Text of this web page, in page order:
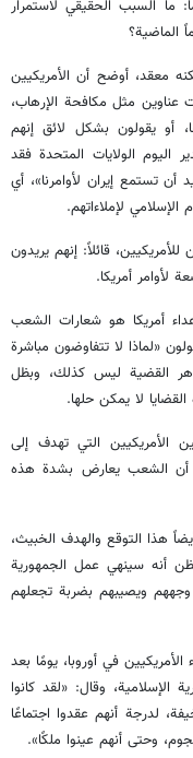
ما السبب الحقيقي لاستمرار
معقد، أوضح أن الأمريكيين
مثل مكافحة الإرهاب،
أو يقولون بشكل لائق إنهم
الولايات المتحدة فقد
تستمع إيران لأوامرنا»، أي
لإملاءاتهم.
قائلاً: إنهم يريدون
لأوامر أمريكا.
أمريكا هو شعارات الشعب
«لماذا لا تتفاوضون مباشرة
القضية ليس كذلك، وبظل
لا يمكن حلها.
الأمريكيين التي تهدف إلى
أن الشعب يعارض بشدة هذه
هذا التوقع والهدف الخبيث،
أنه سينهي عمل الجمهورية
ويصيبهم بضربة تجعلهم
في أوروبا، يومًا بعد
وقال: «لقد كانوا
لدرجة أنهم عقدوا اجتماعًا
وحتى أنهم عينوا ملكًا».